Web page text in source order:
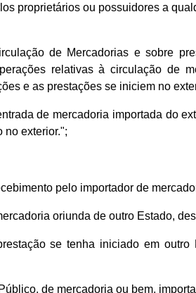
proprietários ou possuidores a
de Mercadorias e sobre
relativas à circulação de
e as prestações se iniciem no
de mercadoria importada do
no exterior.";
pelo importador de
oriunda de outro Estado,
se tenha iniciado em
de mercadoria ou bem,